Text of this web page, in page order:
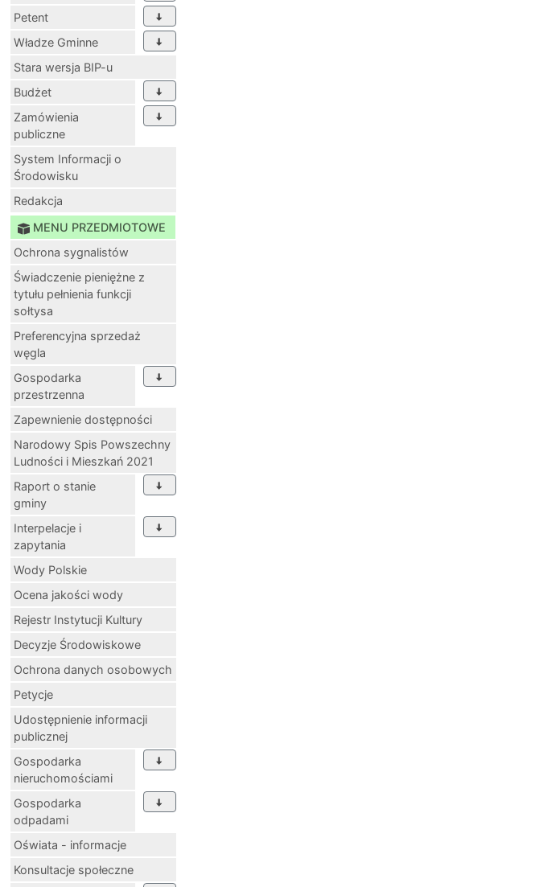
Nabór pracowników
Petent
Władze Gminne
Stara wersja BIP-u
Budżet
Zamówienia
publiczne
System Informacji o
Środowisku
Redakcja
MENU PRZEDMIOTOWE
Ochrona sygnalistów
Świadczenie pieniężne z
tytułu pełnienia funkcji
sołtysa
Preferencyjna sprzedaż
węgla
Gospodarka
przestrzenna
Zapewnienie dostępności
Narodowy Spis Powszechny
Ludności i Mieszkań 2021
Raport o stanie
gminy
Interpelacje i
zapytania
Wody Polskie
Ocena jakości wody
Rejestr Instytucji Kultury
Decyzje Środowiskowe
Ochrona danych osobowych
Petycje
Udostępnienie informacji
publicznej
Gospodarka
nieruchomościami
Gospodarka
odpadami
Oświata - informacje